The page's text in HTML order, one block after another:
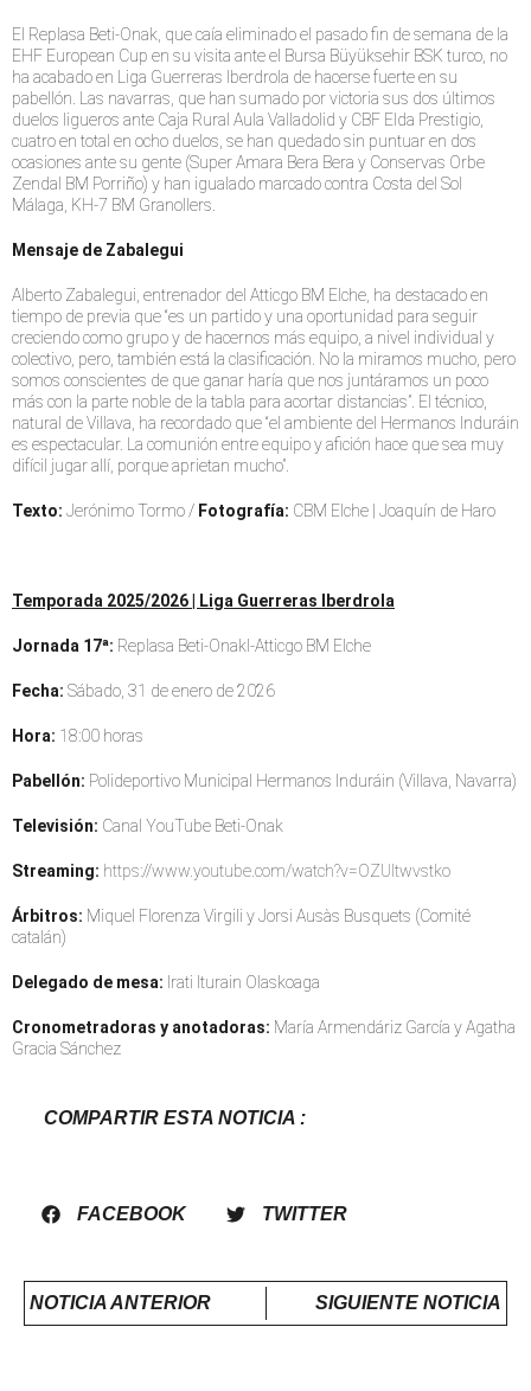
El Replasa Beti-Onak, que caía eliminado el pasado fin de semana de la
EHF European Cup en su visita ante el Bursa Büyüksehir BSK turco, no
ha acabado en Liga Guerreras Iberdrola de hacerse fuerte en su
pabellón. Las navarras, que han sumado por victoria sus dos últimos
duelos ligueros ante Caja Rural Aula Valladolid y CBF Elda Prestigio,
cuatro en total en ocho duelos, se han quedado sin puntuar en dos
ocasiones ante su gente (Super Amara Bera Bera y Conservas Orbe
Zendal BM Porriño) y han igualado marcado contra Costa del Sol
Málaga, KH-7 BM Granollers.
Mensaje de Zabalegui
Alberto Zabalegui, entrenador del Atticgo BM Elche, ha destacado en
tiempo de previa que “es un partido y una oportunidad para seguir
creciendo como grupo y de hacernos más equipo, a nivel individual y
colectivo, pero, también está la clasificación. No la miramos mucho, pero
somos conscientes de que ganar haría que nos juntáramos un poco
más con la parte noble de la tabla para acortar distancias”. El técnico,
natural de Villava, ha recordado que “el ambiente del Hermanos Induráin
es espectacular. La comunión entre equipo y afición hace que sea muy
difícil jugar allí, porque aprietan mucho”.
Texto: Jerónimo Tormo / Fotografía: CBM Elche | Joaquín de Haro
Temporada 2025/2026 | Liga Guerreras Iberdrola
Jornada 17ª: Replasa Beti-Onakl-Atticgo BM Elche
Fecha: Sábado, 31 de enero de 2026
Hora: 18:00 horas
Pabellón: Polideportivo Municipal Hermanos Induráin (Villava, Navarra)
Televisión: Canal YouTube Beti-Onak
Streaming: https://www.youtube.com/watch?v=OZUItwvstko
Árbitros: Miquel Florenza Virgili y Jorsi Ausàs Busquets (Comité
catalán)
Delegado de mesa: Irati Iturain Olaskoaga
Cronometradoras y anotadoras: María Armendáriz García y Agatha
Gracia Sánchez
COMPARTIR ESTA NOTICIA :
FACEBOOK TWITTER
NOTICIA ANTERIOR SIGUIENTE NOTICIA